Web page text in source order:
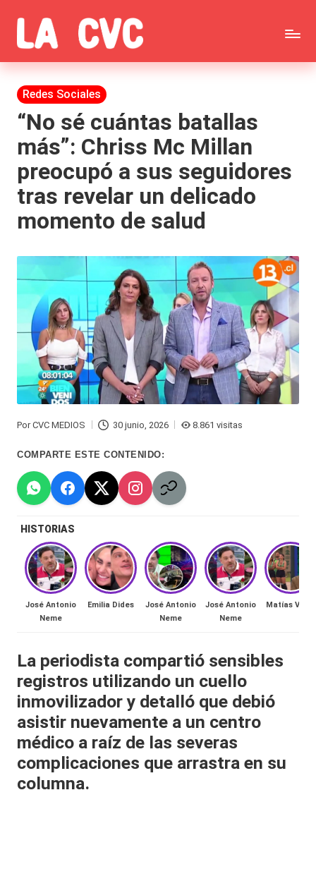
Saltar
al
contenido
C
o
p
u
c
h
a
s
y
F
ar
á
n
d
ul
a
C
hi
le
n
a
🔥
R
al
it
y
s,
T
V
Todas
las
noticias
de
la
farándula,
Realitys,
Gran
Hermano
-
Tendencias
-
Exclusivas
-
Tv
y
redes
lacvc.com
Publicada
en
Redes Sociales
“No sé cuántas batallas
más”: Chriss Mc Millan
preocupó a sus seguidores
tras revelar un delicado
momento de salud
PorCVC MEDIOS 30 junio, 2026 8.861 visitas
COMPARTE ESTE CONTENIDO:
HISTORIAS
José Antonio
Neme
Emilia Dides
José Antonio
Neme
José Antonio
Neme
Matías Vega
La periodista compartió sensibles
registros utilizando un cuello
inmovilizador y detalló que debió
asistir nuevamente a un centro
médico a raíz de las severas
complicaciones que arrastra en su
columna.